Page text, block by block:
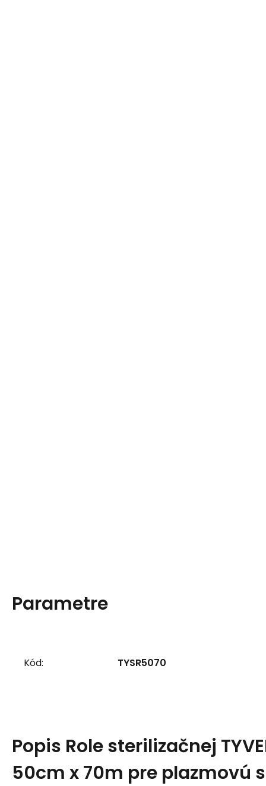
Parametre
Kód: TYSR5070
Popis Role sterilizačnej
50cm x 70m pre plazmovú